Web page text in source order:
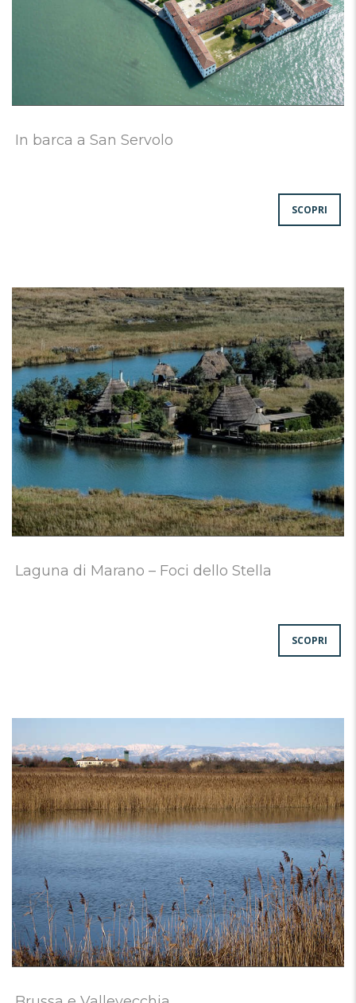
In barca a San Servolo
SCOPRI
Laguna di Marano – Foci dello Stella
SCOPRI